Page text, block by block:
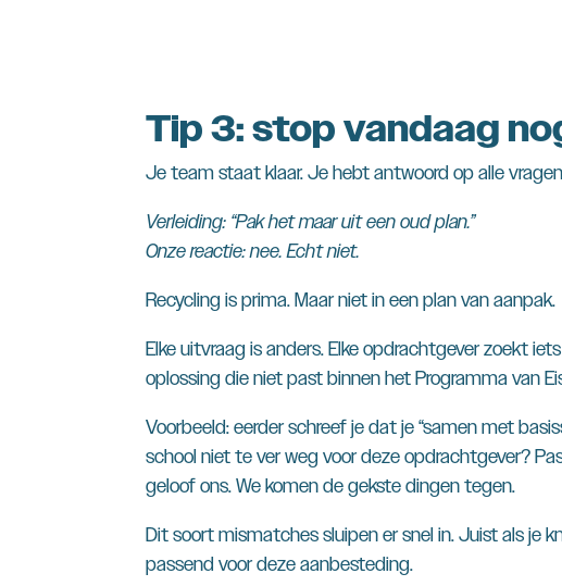
Tip 3: stop vandaag
Je team staat klaar. Je hebt antwoord op alle
Verleiding: “Pak het maar uit een oud plan.”
Onze reactie: nee. Echt niet.
Recycling is prima. Maar niet in een plan van aanpak.
Elke uitvraag is anders. Elke opdrachtgever zoekt
oplossing die niet past binnen het Programma van
Voorbeeld: eerder schreef je dat je “samen met
school niet te ver weg voor deze opdrachtgever?
geloof ons. We komen de gekste dingen tegen.
Dit soort mismatches sluipen er snel in. Juist als je
passend voor deze aanbesteding.